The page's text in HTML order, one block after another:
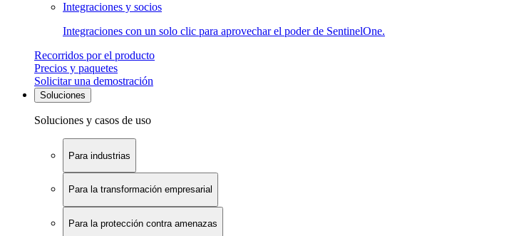
Integraciones y socios
Integraciones con un solo clic para aprovechar el poder de SentinelOne.
Recorridos por el producto
Precios y paquetes
Solicitar una demostración
Soluciones
Soluciones y casos de uso
Para industrias
Para la transformación empresarial
Para la protección contra amenazas